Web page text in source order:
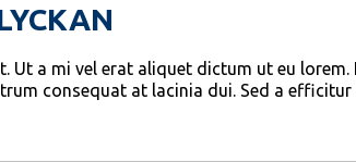
a mi vel erat aliquet dictum ut eu
consequat at lacinia dui. Sed a